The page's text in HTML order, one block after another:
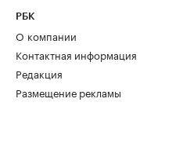
РБК
О компании
Контактная информация
Редакция
Размещение рекламы